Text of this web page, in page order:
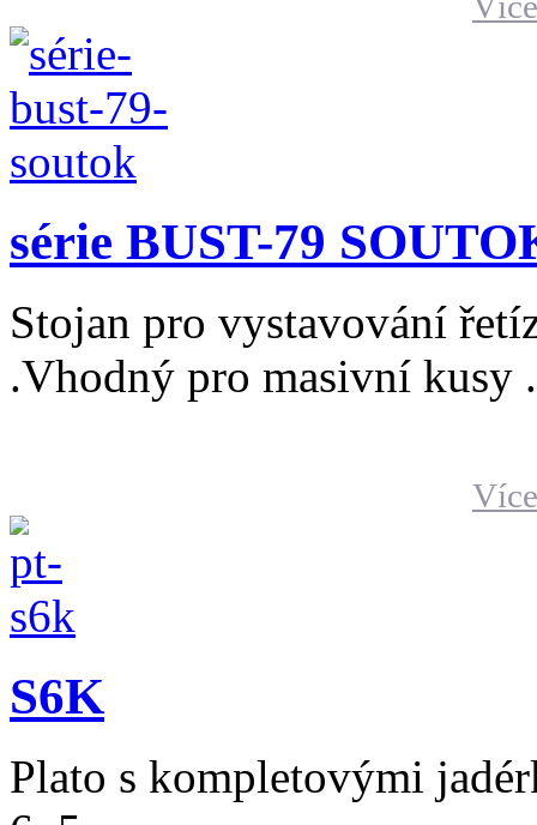
série BUST-79
Stojan pro vystavování
.Vhodný pro masivní kusy .
S6K
Plato s kompletovými